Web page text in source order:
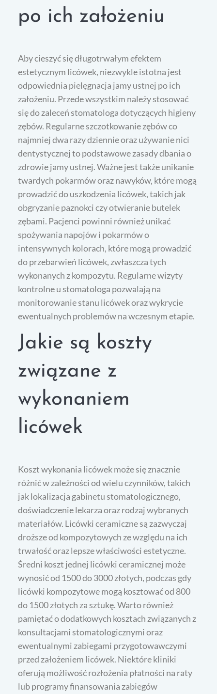
po ich założeniu
Aby cieszyć się długotrwałym efektem
estetycznym licówek, niezwykle istotna jest
odpowiednia pielęgnacja jamy ustnej po ich
założeniu. Przede wszystkim należy stosować
się do zaleceń stomatologa dotyczących higieny
zębów. Regularne szczotkowanie zębów co
najmniej dwa razy dziennie oraz używanie nici
dentystycznej to podstawowe zasady dbania o
zdrowie jamy ustnej. Ważne jest także unikanie
twardych pokarmów oraz nawyków, które mogą
prowadzić do uszkodzenia licówek, takich jak
obgryzanie paznokci czy otwieranie butelek
zębami. Pacjenci powinni również unikać
spożywania napojów i pokarmów o
intensywnych kolorach, które mogą prowadzić
do przebarwień licówek, zwłaszcza tych
wykonanych z kompozytu. Regularne wizyty
kontrolne u stomatologa pozwalają na
monitorowanie stanu licówek oraz wykrycie
ewentualnych problemów na wczesnym etapie.
Jakie są koszty
związane z
wykonaniem
licówek
Koszt wykonania licówek może się znacznie
różnić w zależności od wielu czynników, takich
jak lokalizacja gabinetu stomatologicznego,
doświadczenie lekarza oraz rodzaj wybranych
materiałów. Licówki ceramiczne są zazwyczaj
droższe od kompozytowych ze względu na ich
trwałość oraz lepsze właściwości estetyczne.
Średni koszt jednej licówki ceramicznej może
wynosić od 1500 do 3000 złotych, podczas gdy
licówki kompozytowe mogą kosztować od 800
do 1500 złotych za sztukę. Warto również
pamiętać o dodatkowych kosztach związanych z
konsultacjami stomatologicznymi oraz
ewentualnymi zabiegami przygotowawczymi
przed założeniem licówek. Niektóre kliniki
oferują możliwość rozłożenia płatności na raty
lub programy finansowania zabiegów